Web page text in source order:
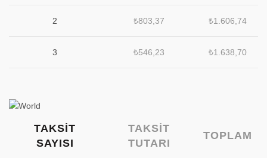
2 ₺803,37 ₺1.606,74
3 ₺546,23 ₺1.638,70
TAKSIT
SAYISI
TAKSIT
TUTARI
TOPLAM